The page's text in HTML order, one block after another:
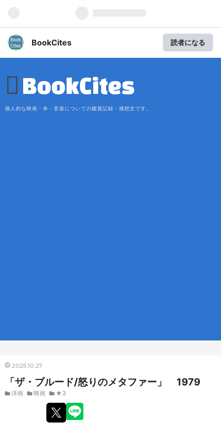
BookCites 読者になる
BookCites
個人的な映画・本・音楽についての鑑賞記録・感想文です。
2025 10 27
「ザ・ブルード/怒りのメタファー」 1979
洋画 映画 ★3